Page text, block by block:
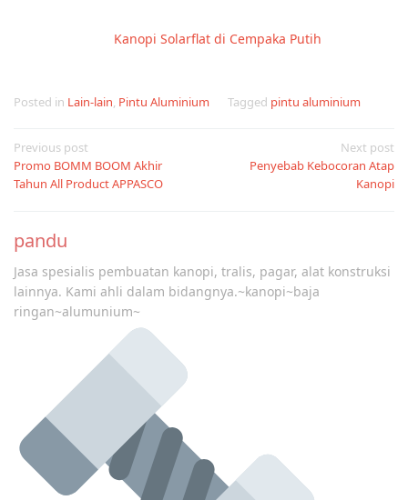
Kanopi Solarflat di Cempaka Putih
Posted in Lain-lain, Pintu Aluminium Tagged pintu aluminium
Post
navigation
Previous post
Promo BOMM BOOM Akhir
Tahun All Product APPASCO
Next post
Penyebab Kebocoran Atap
Kanopi
pandu
Jasa spesialis pembuatan kanopi, tralis, pagar, alat konstruksi
lainnya. Kami ahli dalam bidangnya.~kanopi~baja
ringan~alumunium~